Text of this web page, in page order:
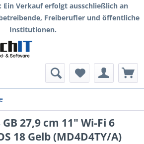
Ein Verkauf erfolgt ausschließlich an
Freiberufler und öffentliche
Institutionen.
27,9 cm 11" Wi-Fi 6
18 Gelb (MD4D4TY/A)